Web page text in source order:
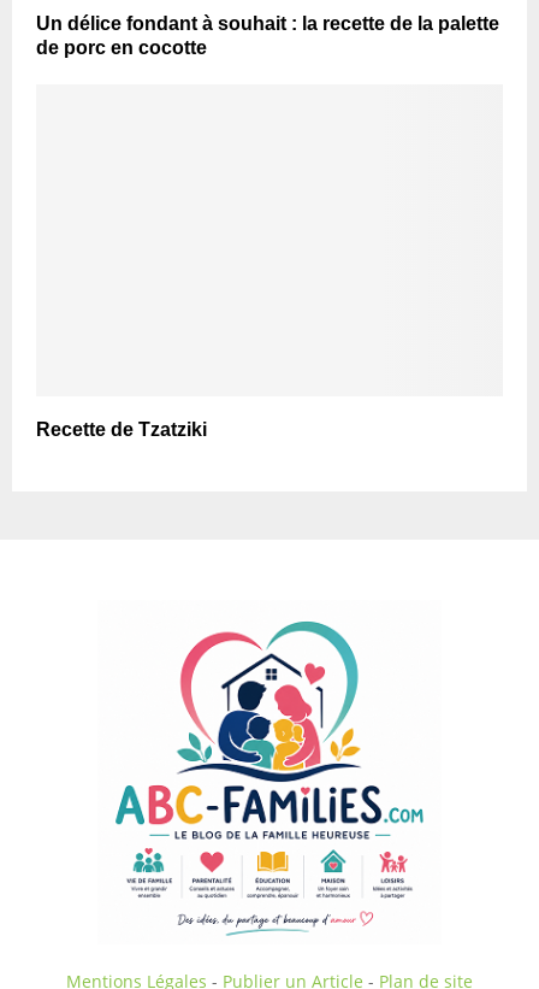
Un délice fondant à souhait : la recette de la palette
de porc en cocotte
Recette de Tzatziki
Mentions Légales - Publier un Article - Plan de site